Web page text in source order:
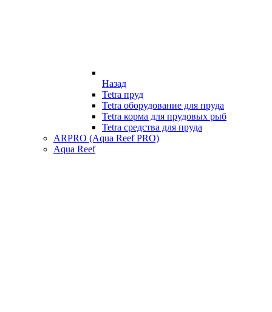
Назад
Tetra пруд
Tetra оборудование для пруда
Tetra корма для прудовых рыб
Tetra средства для пруда
ARPRO (Aqua Reef PRO)
Aqua Reef